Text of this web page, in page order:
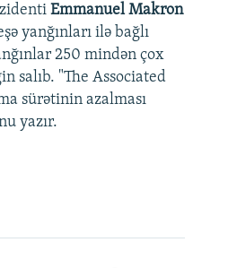
Emmanuel Makron
yanğınları ilə bağlı
250 mindən çox
salıb. "The Associated
sürətinin azalması
yazır.